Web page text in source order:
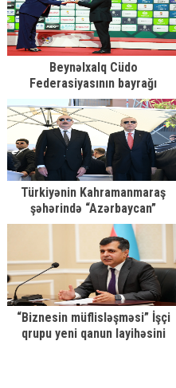
Beynəlxalq Cüdo
Federasiyasının bayrağı
Azərbaycana təqdim olunub
Türkiyənin Kahramanmaraş
şəhərində “Azərbaycan”
məhəlləsinin açılış mərasimi
keçirilib
“Biznesin müflisləşməsi” İşçi
qrupu yeni qanun layihəsini